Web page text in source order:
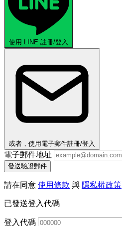
使用 LINE 註冊/登入
或者，使用電子郵件註冊/登入
電子郵件地址
發送驗證郵件
請在同意 使用條款 與 隱私權政策
已發送登入代碼
登入代碼